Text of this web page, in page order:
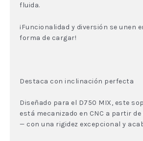
fluida.
¡Funcionalidad y diversión se unen
forma de cargar!
Destaca con inclinación perfecta
Diseñado para el D750 MIX, este
está mecanizado en CNC a partir
— con una rigidez excepcional y